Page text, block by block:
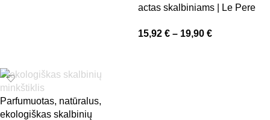
actas skalbiniams | Le Pere
15,92 € – 19,90 €
Parfumuotas, natūralus,
ekologiškas skalbinių